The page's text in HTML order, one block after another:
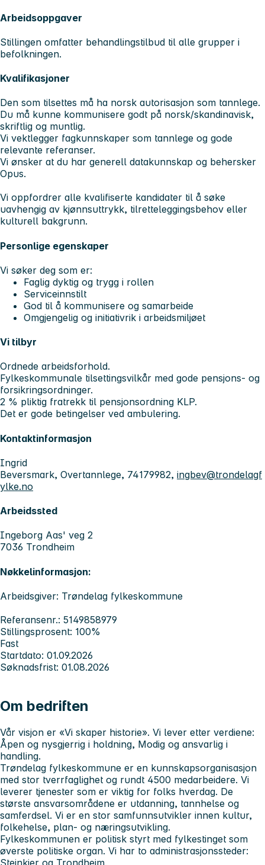
Arbeidsoppgaver
Stillingen omfatter behandlingstilbud til alle grupper i
befolkningen.
Kvalifikasjoner
Den som tilsettes må ha norsk autorisasjon som tannlege.
Du må kunne kommunisere godt på norsk/skandinavisk,
skriftlig og muntlig.
Vi vektlegger fagkunnskaper som tannlege og gode
relevante referanser.
Vi ønsker at du har generell datakunnskap og behersker
Opus.
Vi oppfordrer alle kvalifiserte kandidater til å søke
uavhengig av kjønnsuttrykk, tilretteleggingsbehov eller
kulturell bakgrunn.
Personlige egenskaper
Vi søker deg som er:
Faglig dyktig og trygg i rollen
Serviceinnstilt
God til å kommunisere og samarbeide
Omgjengelig og initiativrik i arbeidsmiljøet
Vi tilbyr
Ordnede arbeidsforhold.
Fylkeskommunale tilsettingsvilkår med gode pensjons- og
forsikringsordninger.
2 % pliktig fratrekk til pensjonsordning KLP.
Det er gode betingelser ved ambulering.
Kontaktinformasjon
Ingrid
Beversmark, Overtannlege, 74179982, ingbev@trondelagf
ylke.no
Arbeidssted
Ingeborg Aas' veg 2
7036 Trondheim
Nøkkelinformasjon:
Arbeidsgiver: Trøndelag fylkeskommune
Referansenr.: 5149858979
Stillingsprosent: 100%
Fast
Startdato: 01.09.2026
Søknadsfrist: 01.08.2026
Om bedriften
Vår visjon er «Vi skaper historie». Vi lever etter verdiene:
Åpen og nysgjerrig i holdning, Modig og ansvarlig i
handling.
Trøndelag fylkeskommune er en kunnskapsorganisasjon
med stor tverrfaglighet og rundt 4500 medarbeidere. Vi
leverer tjenester som er viktig for folks hverdag. De
største ansvarsområdene er utdanning, tannhelse og
samferdsel. Vi er en stor samfunnsutvikler innen kultur,
folkehelse, plan- og næringsutvikling.
Fylkeskommunen er politisk styrt med fylkestinget som
øverste politiske organ. Vi har to administrasjonssteder:
Steinkjer og Trondheim.